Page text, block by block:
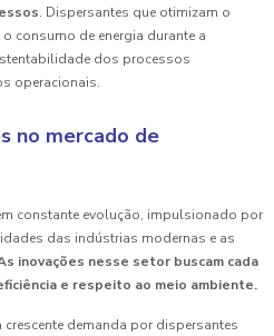
. Dispersantes que otimizam o
consumo de energia durante a
dos processos
operacionais.
no mercado de
constante evolução, impulsionado por
das indústrias modernas e as
inovações nesse setor buscam cada
e respeito ao meio ambiente.
demanda por dispersantes